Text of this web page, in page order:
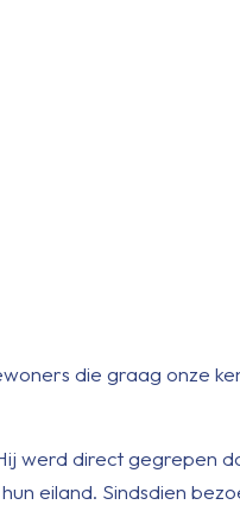
die graag onze
werd direct gegrepen
eiland. Sindsdien